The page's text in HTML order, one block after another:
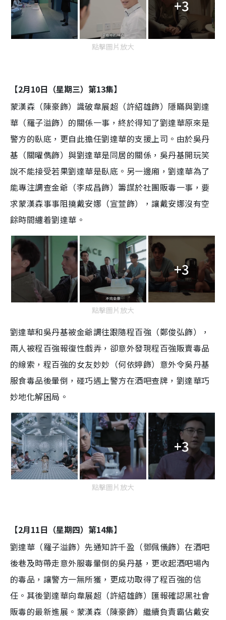
+3
點擊圖片放大
【2月10日（星期三）第13集】
蒙漢森（陳豪飾）識破韋展超（許紹雄飾）隱瞞與劉達
華（羅子溢飾）的關係一事，終於得知了劉達華原來是
警方的臥底，更自此擔任劉達華的支援上司。由於吳丹
基（關曜儁飾）與劉達華是同居的關係，吳丹基開玩笑
說不能接受若果劉達華是臥底。另一邊廂，劉達華為了
能專注調查金爺（李成昌飾）籌謀於社團販毒一事，要
求蒙漢森事事阻撓戴安娜（宣萱飾），讓戴安娜沒有空
餘時間纏着劉達華。
+3
點擊圖片放大
劉達華和吳丹基被金爺調往跟隨程百強（鄭俊弘飾），
兩人被程百強報復性戲弄，卻意外發現程百強販賣毒品
的線索，程百強的女友妙妙（何依婷飾）意外令吳丹基
服食毒品後暈倒，碰巧遇上警方在酒吧查牌，劉達華巧
妙地化解困局。
+3
點擊圖片放大
【2月11日（星期四）第14集】
劉達華（羅子溢飾）先通知許千盈（鄧佩儀飾）在酒吧
後巷及時帶走意外服毒暈倒的吳丹基，更收起酒吧場內
的毒品，讓警方一無所獲，更成功取得了程百強的信
任。其後劉達華向韋展超（許紹雄飾）匯報確認黑社會
販毒的最新進展。蒙漢森（陳豪飾）繼續負責霸佔戴安